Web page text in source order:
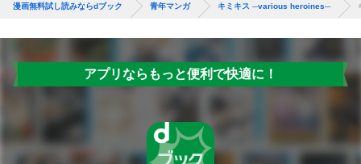
漫画無料試し読みならdブック 青年マンガ キミキス ─various heroines─
アプリならもっと便利で快適に！